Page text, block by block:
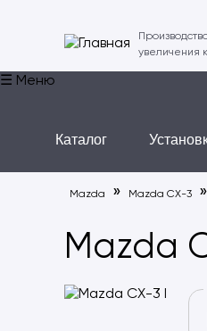
увеличения
☰ Меню
Каталог
Mazda » Mazda CX-3 »
Mazda